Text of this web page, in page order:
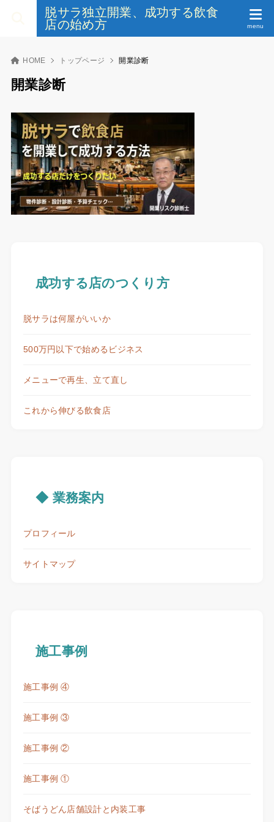
脱サラ独立開業、成功する飲食
店の始め方
HOME トップページ 開業診断
開業診断
成功する店のつくり方
脱サラは何屋がいいか
500万円以下で始めるビジネス
メニューで再生、立て直し
これから伸びる飲食店
◆ 業務案内
プロフィール
サイトマップ
施工事例
施工事例 ④
施工事例 ③
施工事例 ②
施工事例 ①
そばうどん店舗設計と内装工事